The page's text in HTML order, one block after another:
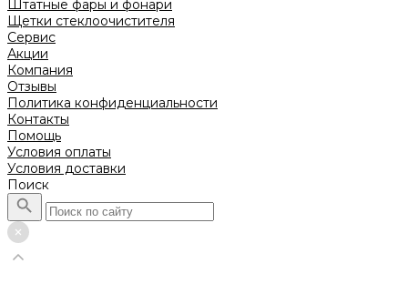
Штатные фары и фонари
Щетки стеклоочистителя
Сервис
Акции
Компания
Отзывы
Политика конфиденциальности
Контакты
Помощь
Условия оплаты
Условия доставки
Поиск